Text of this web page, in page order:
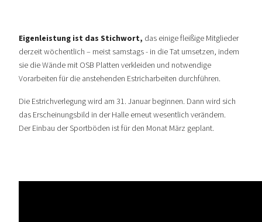
Eigenleistung ist das Stichwort, das einige fleißige Mitglieder
derzeit wöchentlich – meist samstags - in die Tat umsetzen, indem
sie die Wände mit OSB Platten verkleiden und notwendige
Vorarbeiten für die anstehenden Estricharbeiten durchführen.
Die Estrichverlegung wird am 31. Januar beginnen. Dann wird sich
das Erscheinungsbild in der Halle erneut wesentlich verändern.
Der Einbau der Sportböden ist für den Monat März geplant.